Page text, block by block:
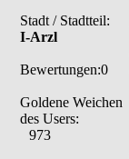
Stadt / Stadtteil:
I-Arzl
Bewertungen:0
Goldene Weichen
des Users:
973